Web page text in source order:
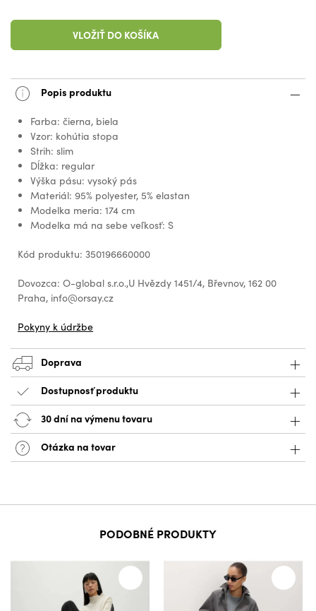
VLOŽIŤ DO KOŠÍKA
Popis produktu
Farba: čierna, biela
Vzor: kohútia stopa
Strih: slim
Dĺžka: regular
Výška pásu: vysoký pás
Materiál: 95% polyester, 5% elastan
Modelka meria: 174 cm
Modelka má na sebe veľkosť: S
Kód produktu: 350196660000
Dovozca: O-global s.r.o.,U Hvězdy 1451/4, Břevnov, 162 00
Praha, info@orsay.cz
Pokyny k údržbe
Doprava
Dostupnosť produktu
30 dní na výmenu tovaru
Otázka na tovar
PODOBNÉ PRODUKTY